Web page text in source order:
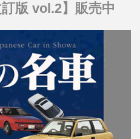
訂版 vol.2】販売中